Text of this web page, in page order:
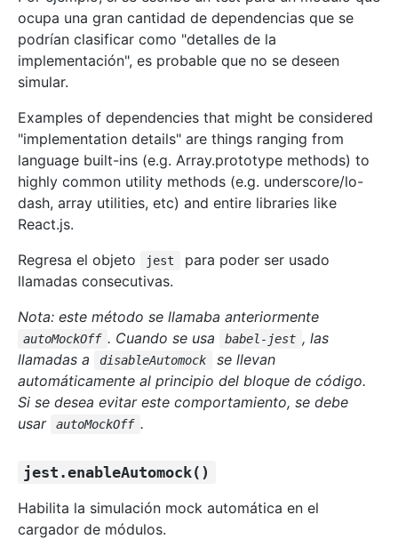
ocupa una gran cantidad de dependencias que se
podrían clasificar como "detalles de la
implementación", es probable que no se deseen
simular.
Examples of dependencies that might be considered
"implementation details" are things ranging from
language built-ins (e.g. Array.prototype methods) to
highly common utility methods (e.g. underscore/lo-
dash, array utilities, etc) and entire libraries like
React.js.
Regresa el objeto
jest
para poder ser usado
llamadas consecutivas.
Nota: este método se llamaba anteriormente
autoMockOff . Cuando se usa babel-jest , las
llamadas a
disableAutomock
se llevan
automáticamente al principio del bloque de código.
Si se desea evitar este comportamiento, se debe
usar
autoMockOff .
jest.enableAutomock()
Habilita la simulación mock automática en el
cargador de módulos.